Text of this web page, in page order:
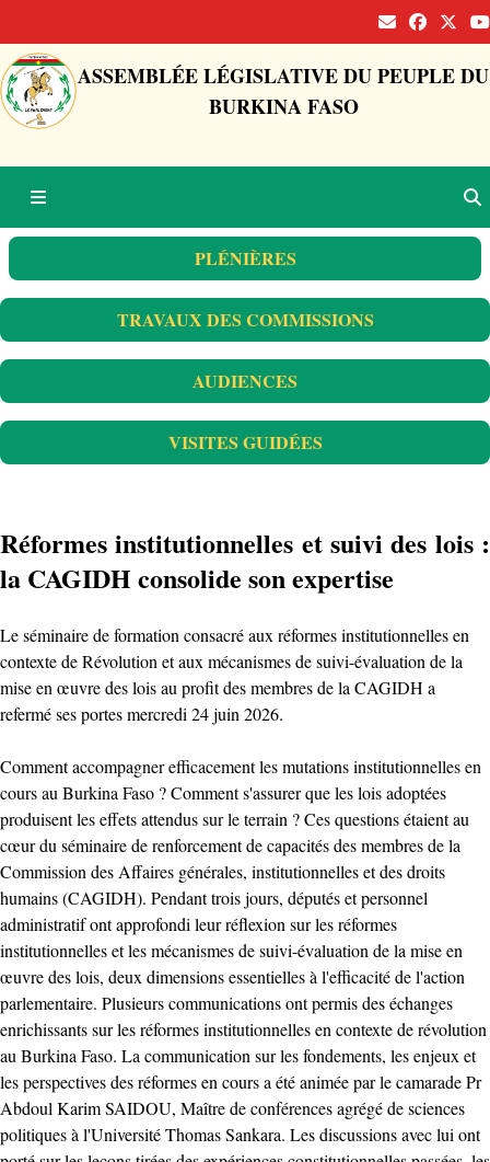
ASSEMBLÉE LÉGISLATIVE DU PEUPLE DU
BURKINA FASO
PLÉNIÈRES
TRAVAUX DES COMMISSIONS
AUDIENCES
VISITES GUIDÉES
Réformes institutionnelles et suivi des lois :
la CAGIDH consolide son expertise
Le séminaire de formation consacré aux réformes institutionnelles en
contexte de Révolution et aux mécanismes de suivi-évaluation de la
mise en œuvre des lois au profit des membres de la CAGIDH a
refermé ses portes mercredi 24 juin 2026.
Comment accompagner efficacement les mutations institutionnelles en
cours au Burkina Faso ? Comment s'assurer que les lois adoptées
produisent les effets attendus sur le terrain ? Ces questions étaient au
cœur du séminaire de renforcement de capacités des membres de la
Commission des Affaires générales, institutionnelles et des droits
humains (CAGIDH). Pendant trois jours, députés et personnel
administratif ont approfondi leur réflexion sur les réformes
institutionnelles et les mécanismes de suivi-évaluation de la mise en
œuvre des lois, deux dimensions essentielles à l'efficacité de l'action
parlementaire. Plusieurs communications ont permis des échanges
enrichissants sur les réformes institutionnelles en contexte de révolution
au Burkina Faso. La communication sur les fondements, les enjeux et
les perspectives des réformes en cours a été animée par le camarade Pr
Abdoul Karim SAIDOU, Maître de conférences agrégé de sciences
politiques à l'Université Thomas Sankara. Les discussions avec lui ont